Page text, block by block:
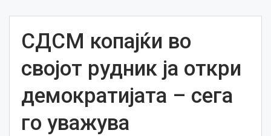
СДСМ копајќи во
својот рудник ја откри
демократијата – сега
го уважува